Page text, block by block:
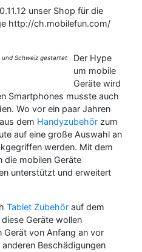
unser Shop für die
http://ch.mobilefun.com/
Der Hype
um mobile
Geräte wird
Smartphones musste auch
Wo vor ein paar Jahren
dem Handyzubehör zum
auf eine große Auswahl an
werden. Mit dem
die mobilen Geräte
unterstützt und erweitert
Tablet Zubehör auf dem
Geräte wollen
von Anfang an vor
Beschädigungen